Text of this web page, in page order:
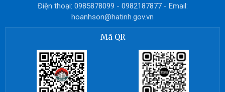
Điện thoại: 0985878099 - 0982187877 - Email:
hoanhson@hatinh.gov.vn
Mã QR